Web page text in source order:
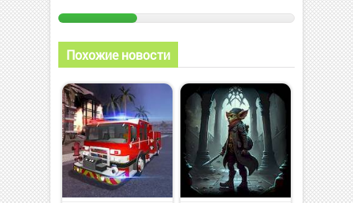
Похожие новости